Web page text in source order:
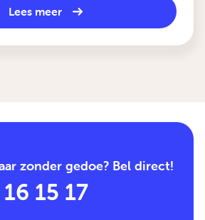
Lees meer
zonder gedoe? Bel direct!
15 17